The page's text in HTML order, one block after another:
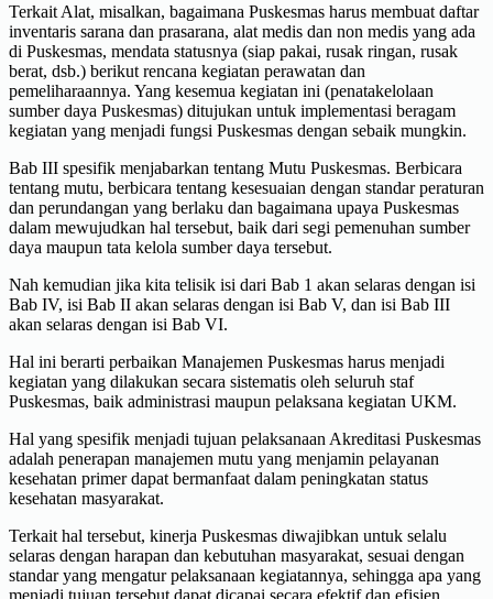
Terkait Alat, misalkan, bagaimana Puskesmas harus membuat daftar
inventaris sarana dan prasarana, alat medis dan non medis yang ada
di Puskesmas, mendata statusnya (siap pakai, rusak ringan, rusak
berat, dsb.) berikut rencana kegiatan perawatan dan
pemeliharaannya. Yang kesemua kegiatan ini (penatakelolaan
sumber daya Puskesmas) ditujukan untuk implementasi beragam
kegiatan yang menjadi fungsi Puskesmas dengan sebaik mungkin.
Bab III spesifik menjabarkan tentang Mutu Puskesmas. Berbicara
tentang mutu, berbicara tentang kesesuaian dengan standar peraturan
dan perundangan yang berlaku dan bagaimana upaya Puskesmas
dalam mewujudkan hal tersebut, baik dari segi pemenuhan sumber
daya maupun tata kelola sumber daya tersebut.
Nah kemudian jika kita telisik isi dari Bab 1 akan selaras dengan isi
Bab IV, isi Bab II akan selaras dengan isi Bab V, dan isi Bab III
akan selaras dengan isi Bab VI.
Hal ini berarti perbaikan Manajemen Puskesmas harus menjadi
kegiatan yang dilakukan secara sistematis oleh seluruh staf
Puskesmas, baik administrasi maupun pelaksana kegiatan UKM.
Hal yang spesifik menjadi tujuan pelaksanaan Akreditasi Puskesmas
adalah penerapan manajemen mutu yang menjamin pelayanan
kesehatan primer dapat bermanfaat dalam peningkatan status
kesehatan masyarakat.
Terkait hal tersebut, kinerja Puskesmas diwajibkan untuk selalu
selaras dengan harapan dan kebutuhan masyarakat, sesuai dengan
standar yang mengatur pelaksanaan kegiatannya, sehingga apa yang
menjadi tujuan tersebut dapat dicapai secara efektif dan efisien.